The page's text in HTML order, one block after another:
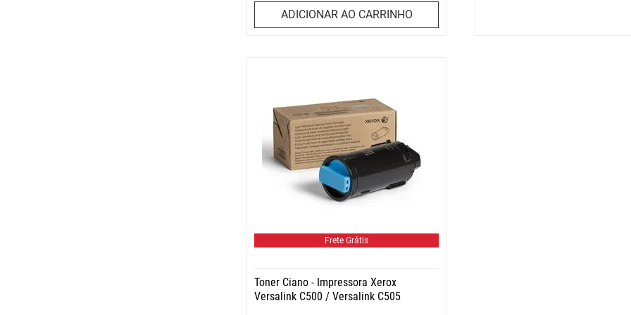
ADICIONAR AO CARRINHO
Frete Grátis
Toner Ciano - Impressora Xerox
Versalink C500 / Versalink C505